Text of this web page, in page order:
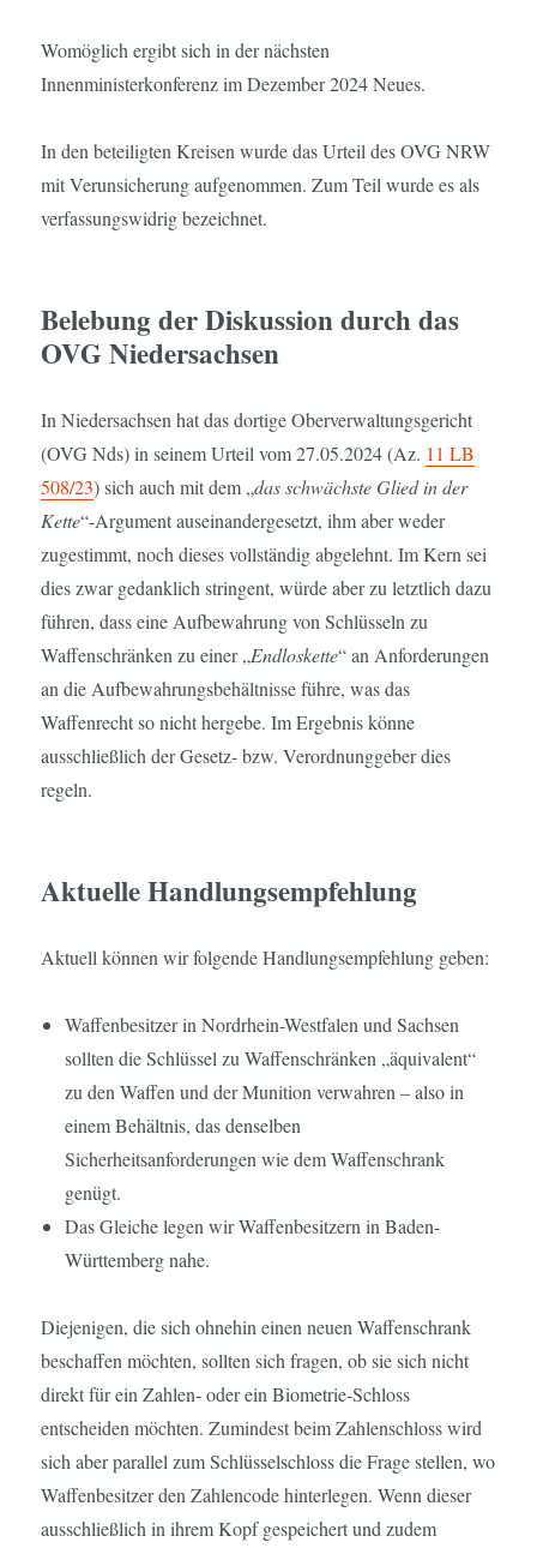
Womöglich ergibt sich in der nächsten
Innenministerkonferenz im Dezember 2024 Neues.
In den beteiligten Kreisen wurde das Urteil des OVG NRW
mit Verunsicherung aufgenommen. Zum Teil wurde es als
verfassungswidrig bezeichnet.
Belebung der Diskussion durch das
OVG Niedersachsen
In Niedersachsen hat das dortige Oberverwaltungsgericht
(OVG Nds) in seinem Urteil vom 27.05.2024 (Az. 11 LB
508/23) sich auch mit dem „das schwächste Glied in der
Kette“-Argument auseinandergesetzt, ihm aber weder
zugestimmt, noch dieses vollständig abgelehnt. Im Kern sei
dies zwar gedanklich stringent, würde aber zu letztlich dazu
führen, dass eine Aufbewahrung von Schlüsseln zu
Waffenschränken zu einer „Endloskette“ an Anforderungen
an die Aufbewahrungsbehältnisse führe, was das
Waffenrecht so nicht hergebe. Im Ergebnis könne
ausschließlich der Gesetz- bzw. Verordnunggeber dies
regeln.
Aktuelle Handlungsempfehlung
Aktuell können wir folgende Handlungsempfehlung geben:
Waffenbesitzer in Nordrhein-Westfalen und Sachsen
sollten die Schlüssel zu Waffenschränken „äquivalent“
zu den Waffen und der Munition verwahren – also in
einem Behältnis, das denselben
Sicherheitsanforderungen wie dem Waffenschrank
genügt.
Das Gleiche legen wir Waffenbesitzern in Baden-
Württemberg nahe.
Diejenigen, die sich ohnehin einen neuen Waffenschrank
beschaffen möchten, sollten sich fragen, ob sie sich nicht
direkt für ein Zahlen- oder ein Biometrie-Schloss
entscheiden möchten. Zumindest beim Zahlenschloss wird
sich aber parallel zum Schlüsselschloss die Frage stellen, wo
Waffenbesitzer den Zahlencode hinterlegen. Wenn dieser
ausschließlich in ihrem Kopf gespeichert und zudem